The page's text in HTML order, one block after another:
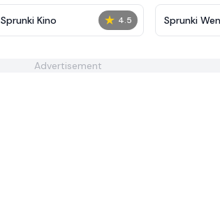
★ 4.5
Sprunki Kino
Sprunki
Human
Advertisement